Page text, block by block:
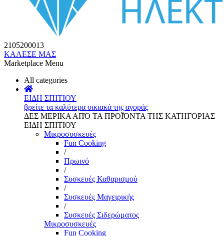
2105200013
ΚΑΛΕΣΕ ΜΑΣ
Marketplace Menu
All categories
ΕΙΔΗ ΣΠΙΤΙΟΥ
βρείτε τα καλύτερα οικιακά της αγοράς
ΔΕΣ ΜΕΡΙΚΑ ΑΠΌ ΤΑ ΠΡΟΪΌΝΤΑ ΤΗΣ ΚΑΤΗΓΟΡΙΑΣ
ΕΙΔΗ ΣΠΙΤΙΟΥ
Μικροσυσκευές
Fun Cooking
/
Πρωινό
/
Συσκευές Καθαρισμού
/
Συσκευές Μαγειρικής
/
Συσκευές Σιδερώματος
Μικροσυσκευές
Fun Cooking